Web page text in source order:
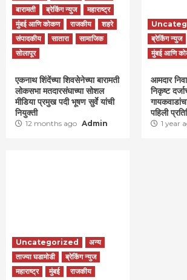
बारामती ब्रेकिंग न्युज
महाराष्ट्र
मुंबई आणि कोकण
राजकीय
शहरे
संपादकीय
सातारा
सामाजिक
सोलापूर
एकनाथ शिंदेंच्या शिवसेनेच्या बारामती
लोकसभा मतदारसंघाच्या सोशल
मीडिया प्रमुख पदी भूषण सुर्वे यांची
नियुक्ती
12 months ago Admin
ब्रेकिंग न्युज
मुंबई आणि
आमदार
निकृष्ट
पहिली
1 year
Uncategorized
अन्य
ताज्या घडामोडी
ब्रेकिंग न्युज
महाराष्ट्र
मुंबई राजकीय